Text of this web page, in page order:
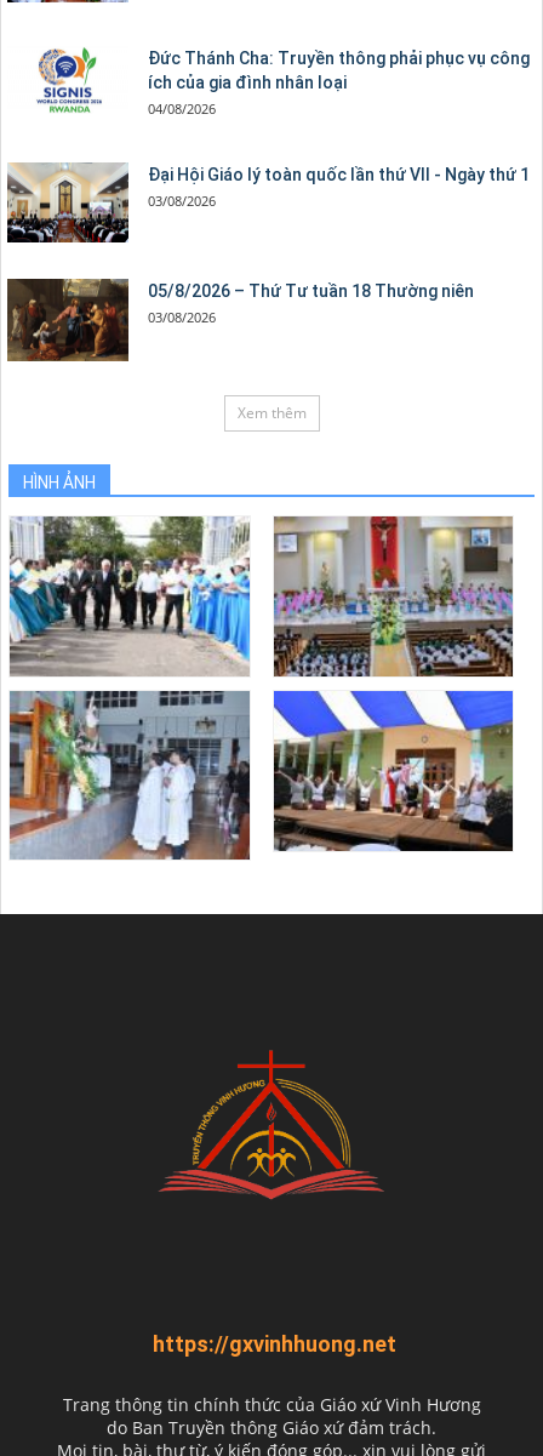
Đức Thánh Cha: Truyền thông phải phục vụ công
ích của gia đình nhân loại
04/08/2026
Đại Hội Giáo lý toàn quốc lần thứ VII - Ngày thứ 1
03/08/2026
05/8/2026 – Thứ Tư tuần 18 Thường niên
03/08/2026
Xem thêm
HÌNH ẢNH
https://gxvinhhuong.net
Trang thông tin chính thức của Giáo xứ Vinh Hương
do Ban Truyền thông Giáo xứ đảm trách.
Mọi tin, bài, thư từ, ý kiến đóng góp... xin vui lòng gửi